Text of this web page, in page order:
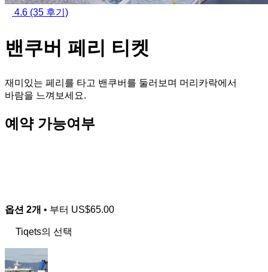
4.6 (35 후기)
밴쿠버 페리 티켓
재미있는 페리를 타고 밴쿠버를 둘러보며 머리카락에서
바람을 느껴보세요.
예약 가능여부
옵션 2개 • 부터 US$65.00
Tiqets의 선택